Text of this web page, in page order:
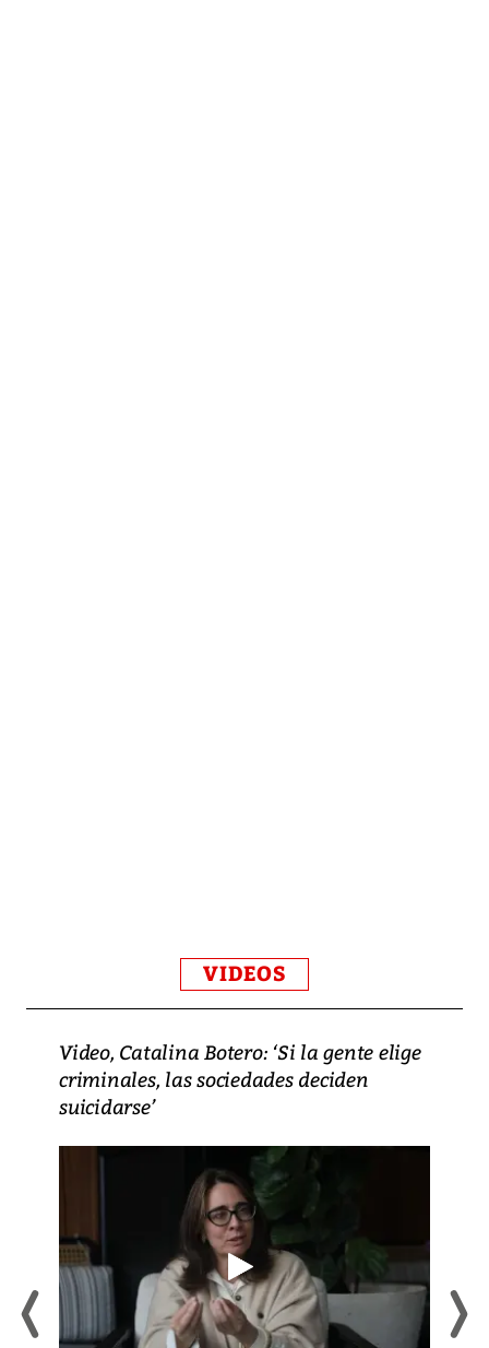
VIDEOS
Video, Catalina Botero: ‘Si la gente elige
criminales, las sociedades deciden
suicidarse’